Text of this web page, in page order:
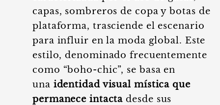
capas, sombreros de copa y botas de
plataforma, trasciende el escenario
para influir en la moda global. Este
estilo, denominado frecuentemente
como “boho-chic”, se basa en
una identidad visual mística que
permanece intacta desde sus